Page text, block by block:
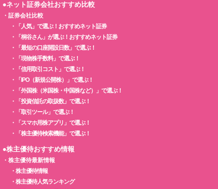
●ネット証券会社おすすめ比較
・ 証券会社比較
・
「人気」で選ぶ！おすすめネット証券
・
「桐谷さん」が選ぶ！おすすめネット証券
・
「最短の口座開設日数」で選ぶ！
・
「現物株手数料」で選ぶ！
・
「信用取引コスト」で選ぶ！
・
「IPO（新規公開株）」で選ぶ！
・
「外国株（米国株・中国株など）」で選ぶ！
・
「投資信託の取扱数」で選ぶ！
・
「取引ツール」で選ぶ！
・
「スマホ用株アプリ」で選ぶ！
・
「株主優待検索機能」で選ぶ！
●株主優待おすすめ情報
・ 株主優待最新情報
・ 株主優待情報
・ 株主優待人気ランキング